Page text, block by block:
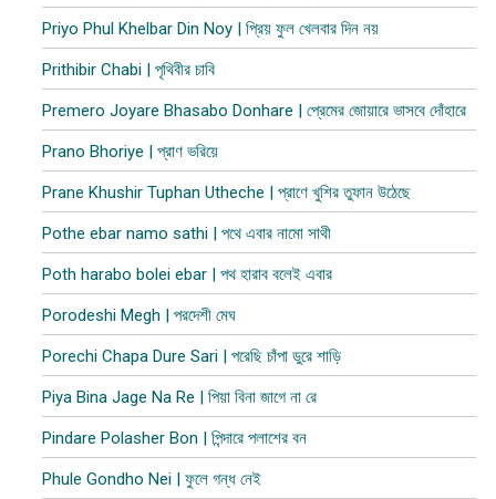
Priyo Phul Khelbar Din Noy | প্রিয় ফুল খেলবার দিন নয়
Prithibir Chabi | পৃথিবীর চাবি
Premero Joyare Bhasabo Donhare | প্রেমের জোয়ারে ভাসবে দোঁহারে
Prano Bhoriye | প্রাণ ভরিয়ে
Prane Khushir Tuphan Utheche | প্রাণে খুশির তুফান উঠেছে
Pothe ebar namo sathi | পথে এবার নামো সাথী
Poth harabo bolei ebar | পথ হারাব বলেই এবার
Porodeshi Megh | পরদেশী মেঘ
Porechi Chapa Dure Sari | পরেছি চাঁপা ডুরে শাড়ি
Piya Bina Jage Na Re | পিয়া বিনা জাগে না রে
Pindare Polasher Bon | পিন্দারে পলাশের বন
Phule Gondho Nei | ফুলে গন্ধ নেই